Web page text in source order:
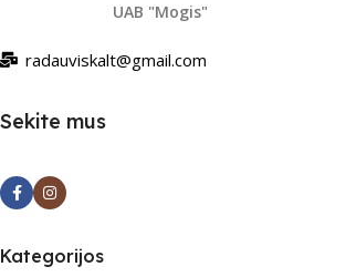
UAB "Mogis"
radauviskalt@gmail.com
Sekite mus
Kategorijos